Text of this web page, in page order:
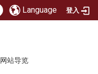
Language 登入
网站导览